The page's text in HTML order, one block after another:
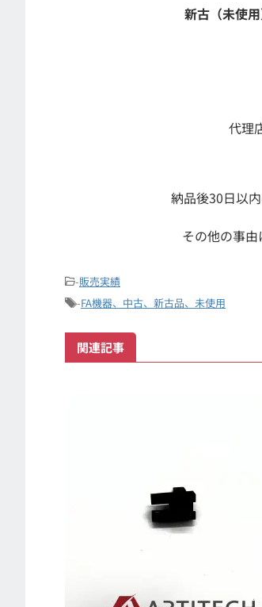
新古（未使
代理
納品後30日以
その他の事
-販売実績
-FA機器、中古、新古品、未使用
関連記事